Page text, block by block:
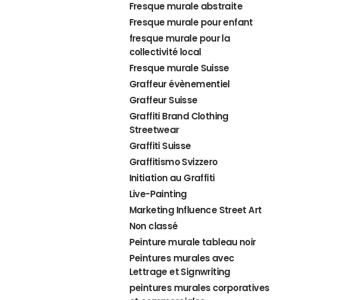
Fresque murale abstraite
Fresque murale pour enfant
fresque murale pour la
collectivité local
Fresque murale Suisse
Graffeur évènementiel
Graffeur Suisse
Graffiti Brand Clothing
Streetwear
Graffiti Suisse
Graffitismo Svizzero
Initiation au Graffiti
Live-Painting
Marketing Influence Street Art
Non classé
Peinture murale tableau noir
Peintures murales avec
Lettrage et Signwriting
peintures murales corporatives